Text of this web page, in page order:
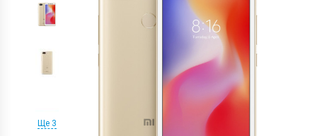
Ще 3